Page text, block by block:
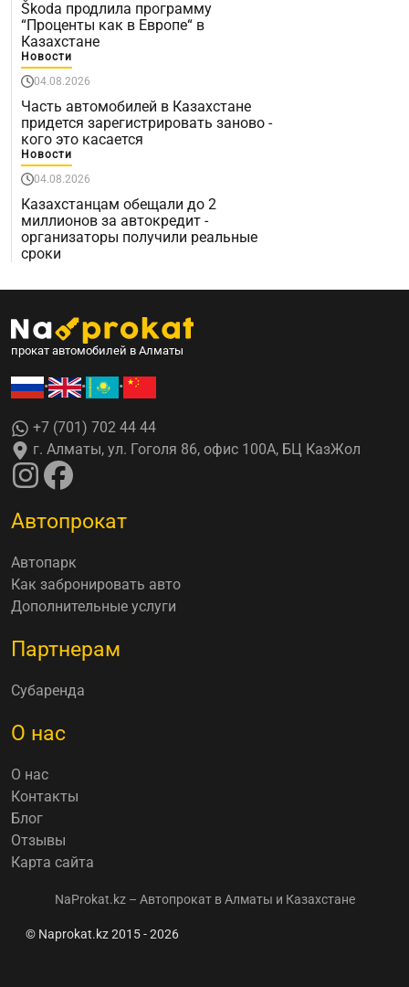
Škoda продлила программу
“Проценты как в Европе“ в
Казахстане
Новости
04.08.2026
Часть автомобилей в Казахстане
придется зарегистрировать заново -
кого это касается
Новости
04.08.2026
Казахстанцам обещали до 2
миллионов за автокредит -
организаторы получили реальные
сроки
прокат автомобилей в Алматы
• • •
+7 (701) 702 44 44
г. Алматы, ул. Гоголя 86, офис 100А, БЦ КазЖол
Автопрокат
Автопарк
Как забронировать авто
Дополнительные услуги
Партнерам
Субаренда
О нас
О нас
Контакты
Блог
Отзывы
Карта сайта
NaProkat.kz – Автопрокат в Алматы и Казахстане
© Naprokat.kz 2015 - 2026